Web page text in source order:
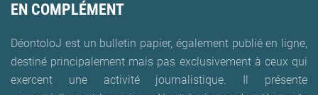
EN COMPLÉMENT
DéontoloJ est un bulletin papier, également publié en ligne,
destiné principalement mais pas exclusivement à ceux qui
exercent une activité journalistique. Il présente